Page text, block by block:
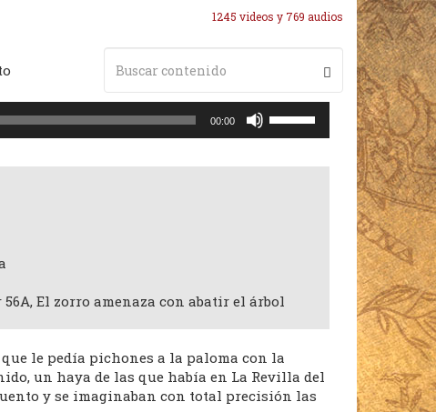
1245 videos y 769 audios
00:00
de
el
El zorro amenaza con abatir el árbol
le pedía pichones a la paloma con la
un haya de las que había en La Revilla del
y se imaginaban con total precisión las